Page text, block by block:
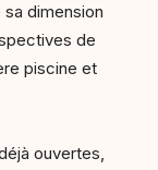
dimension
de
piscine et
ouvertes,